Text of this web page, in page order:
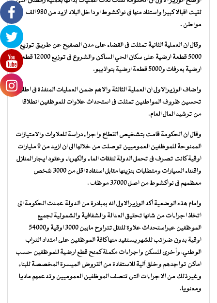
لقيت اقبالا كبيرا واستفاد منها فى نواكشوط او داخل البلاد ازيد من 980 الف
مواطن .
وقال ان العملية الثانية تمثلت فى القضاء على مدن الصفيح عن طريق توزيع
5000 قطعة ارضية على سكان الحي الساكن والشروع فى توزيع 12000 قطعة
ارضية بعرفات و5000 قطعة ارضية بنواذيبو.
واضاف الوزيرالاول ان العملية الثالثة والاهم ضمن العمليات المنفذة فى اطار
تحسين ظروف المواطنين تمثلت فى استحداث علاوات للموظفين انطلاقا
من ترشيد المال العام.
وقال ان الحكومة قامت بتشخيص القطاع واجراء دراسة للعلاوات والامتيازات
الممنوحة للموظفين العموميين توصلت من خلالها الى ان ازيد من 9 مليارات
اوقية كانت تصرف فى تحمل الدولة لنفقات الماء والكهرباء وعقود ايجار المنازل
واقتناء السيارات ومتطلبات بنزينها مقابل استفادة اقل من 3000 شخص
معظمهم فى نواكشوط من اصل 37000 موظف .
وامام هذه الوضعية أكد الوزيرالاول انه بمبادرة من الدولة عمدت الحكومة الى
اتخاذ اجراءات من شانها تحقيق العدالة والشفافية والشمولية لجميع
الموظفين عبراستحداث علاوة للنقل تتراوح مابين 3000 اوقية و54000
اوقية بدون ضرائب للشهر يستفيد منها كافة الموظفين على امتداد التراب
الوطني، وأخرى للسكن واجراءات مكملة كمنح قطع ارضية للموظفين حسب
اماكن تواجدهم وخلق آلية للاستفادة من القروض الميسرة المخصصة للبناء
وغير ذلك من الاجراءات التى تنصف الموظفين العموميين وتدعمهم ماديا
ومعنويا.